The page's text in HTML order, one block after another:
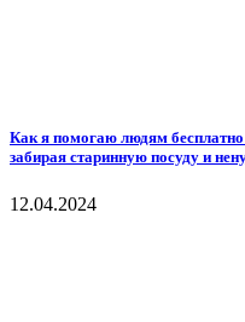
Как я помогаю людям
забирая старинную посуду и
12.04.2024